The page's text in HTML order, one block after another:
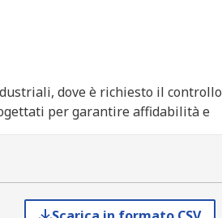
dove è richiesto il controllo
per garantire affidabilità e
tracciabili e a una logistica